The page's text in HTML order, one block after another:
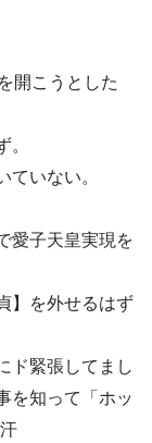
開こうとした
。
いない。
愛子天皇実現を
】を外せるはず
ド緊張してまし
を知って「ホッ